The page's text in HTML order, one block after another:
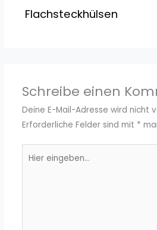
Flachsteckhülsen
Schreibe einen
Deine E-Mail-Adresse wird nicht
Erforderliche Felder sind mit *
eingeben…